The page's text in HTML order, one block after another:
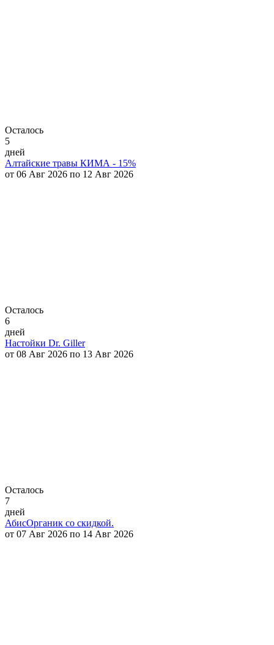
Осталось
5
дней
Алтайские травы КИМА - 15%
от 06 Авг 2026 по 12 Авг 2026
Осталось
6
дней
Настойки Dr. Giller
от 08 Авг 2026 по 13 Авг 2026
Осталось
7
дней
АбисОрганик со скидкой.
от 07 Авг 2026 по 14 Авг 2026